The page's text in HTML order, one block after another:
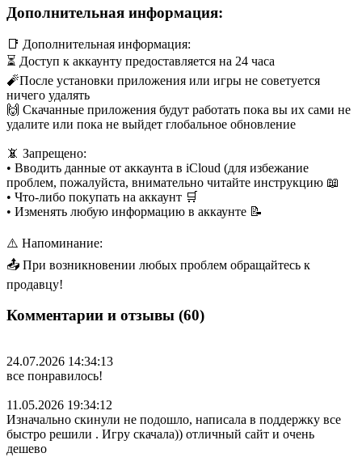
Дополнительная информация:
📑 Дополнительная информация:
⏳ Доступ к аккаунту предоставляется на 24 часа
🧨После установки приложения или игры не советуется
ничего удалять
🙌 Скачанные приложения будут работать пока вы их сами не
удалите или пока не выйдет глобальное обновление
📵 Запрещено:
• Вводить данные от аккаунта в iCloud (для избежание
проблем, пожалуйста, внимательно читайте инструкцию 📖
• Что-либо покупать на аккаунт 🛒
• Изменять любую информацию в аккаунте 📝
⚠️ Напоминание:
📤 При возникновении любых проблем обращайтесь к
продавцу!
Комментарии и отзывы (60)
24.07.2026 14:34:13
все понравилось!
11.05.2026 19:34:12
Изначально скинули не подошло, написала в поддержку все
быстро решили . Игру скачала)) отличный сайт и очень
дешево